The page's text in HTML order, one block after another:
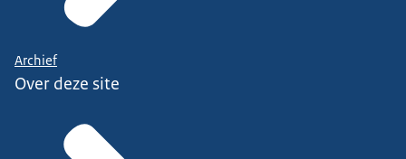
Archief
Over deze site